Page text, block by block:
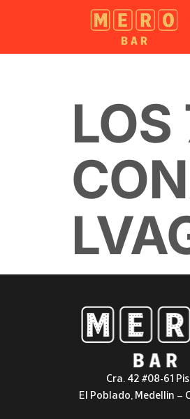
Cra. 42 #08-61
El Poblado, Medellin –